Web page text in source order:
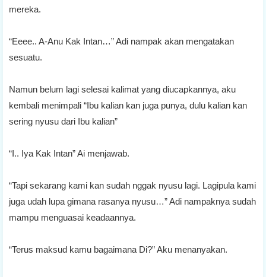
mereka.
“Eeee.. A-Anu Kak Intan…” Adi nampak akan mengatakan
sesuatu.
Namun belum lagi selesai kalimat yang diucapkannya, aku
kembali menimpali “Ibu kalian kan juga punya, dulu kalian kan
sering nyusu dari Ibu kalian”
“I.. Iya Kak Intan” Ai menjawab.
“Tapi sekarang kami kan sudah nggak nyusu lagi. Lagipula kami
juga udah lupa gimana rasanya nyusu…” Adi nampaknya sudah
mampu menguasai keadaannya.
“Terus maksud kamu bagaimana Di?” Aku menanyakan.